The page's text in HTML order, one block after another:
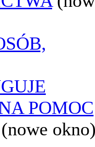
POMOC
(nowe